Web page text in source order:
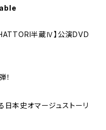
半蔵Ⅳ】公演DVD
！
本史オマージュストーリ